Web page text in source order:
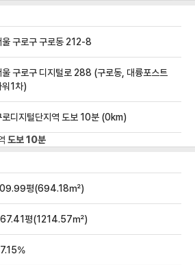
울 구로구 구로동 212-8
울 구로구 디지털로 288 (구로동, 대륭포스트
워1차)
로디지털단지역 도보 10분 (0km)
도보 10분
평(694.18㎡)
평(1214.57㎡)
%